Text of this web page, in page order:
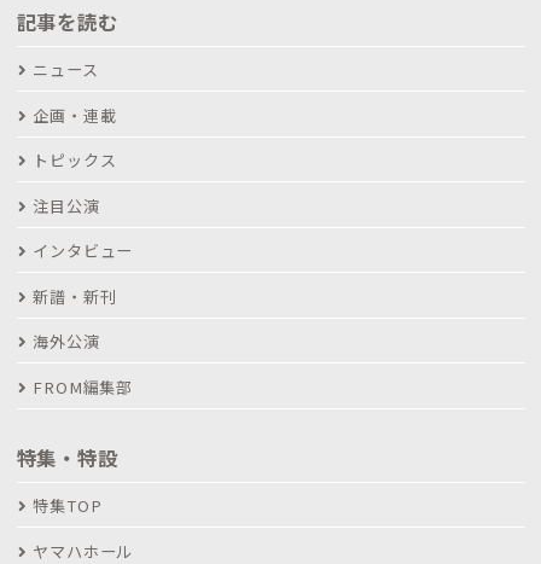
記事を読む
ニュース
企画・連載
トピックス
注目公演
インタビュー
新譜・新刊
海外公演
FROM編集部
特集・特設
特集TOP
ヤマハホール